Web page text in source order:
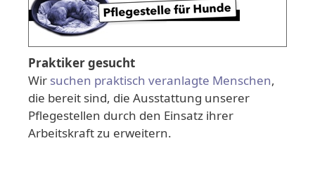
Praktiker gesucht
Wir suchen praktisch veranlagte Menschen,
die bereit sind, die Ausstattung unserer
Pflegestellen durch den Einsatz ihrer
Arbeitskraft zu erweitern.